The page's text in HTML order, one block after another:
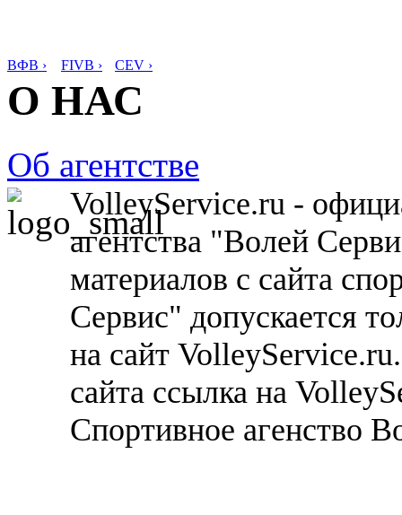
ВФВ › FIVB › CEV ›
О НАС
Об агентстве
VolleyService.ru -
агентства "Волей
материалов с сайта
Сервис" допускается
на сайт
сайта ссылка на
Спортивное агенство